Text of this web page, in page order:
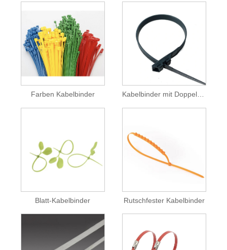
Farben Kabelbinder
Blatt-Kabelbinder Rutschfester Kabelbinder